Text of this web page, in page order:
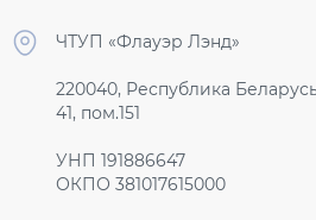
ЧТУП «Флауэр Лэнд»
220040, Республика
41, пом.151
УНП 191886647
ОКПО 381017615000